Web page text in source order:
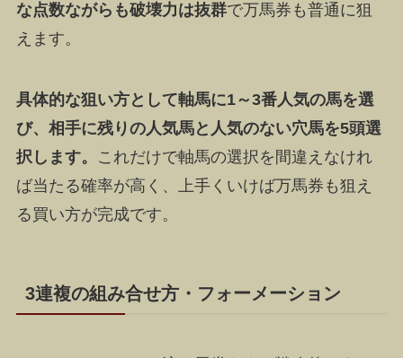
な点数ながらも破壊力は抜群で万馬券も普通に狙
えます。
具体的な狙い方として軸馬に1～3番人気の馬を選
び、相手に残りの人気馬と人気のない穴馬を5頭選
択します。
これだけで軸馬の選択を間違えなけれ
ば当たる確率が高く、上手くいけば万馬券も狙え
る買い方が完成です。
3連複の組み合せ方・フォーメーション